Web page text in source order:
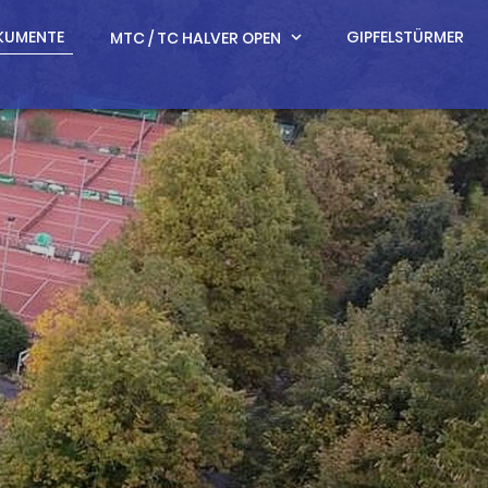
MTC / TC HALVER OPEN expand_more GIPFELSTÜRMER